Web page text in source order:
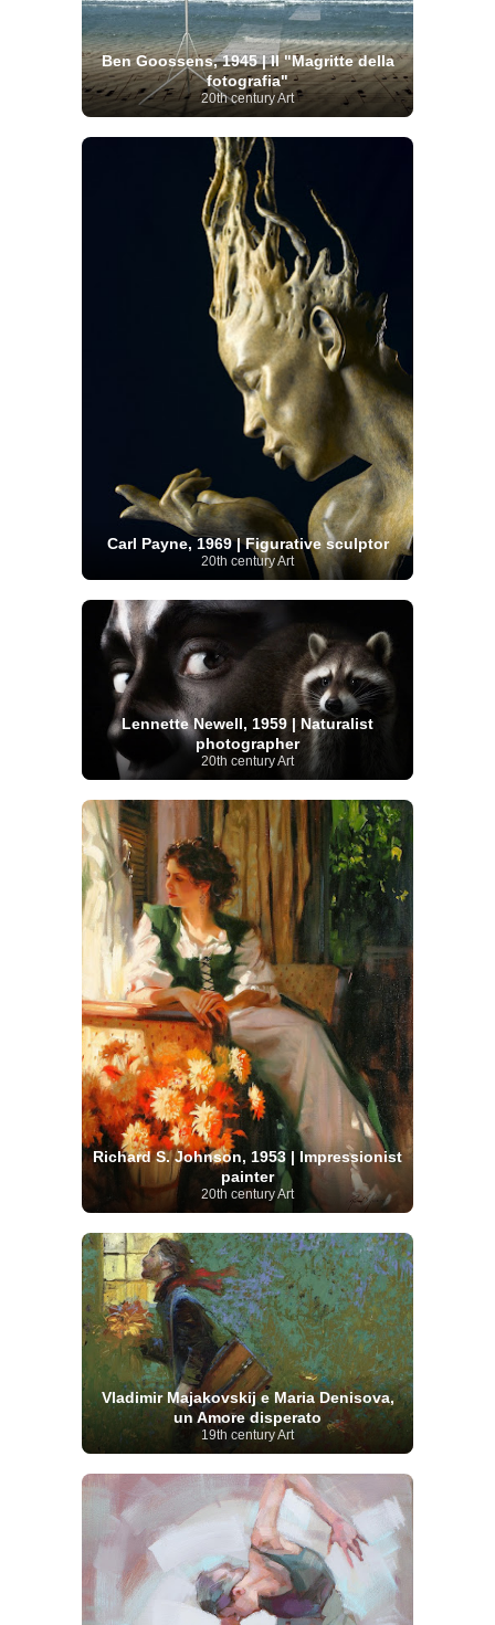
Ben Goossens, 1945 | Il "Magritte della
fotografia"
20th century Art
Carl Payne, 1969 | Figurative sculptor
20th century Art
Lennette Newell, 1959 | Naturalist
photographer
20th century Art
Richard S. Johnson, 1953 | Impressionist
painter
20th century Art
Vladimir Majakovskij e Maria Denisova,
un Amore disperato
19th century Art